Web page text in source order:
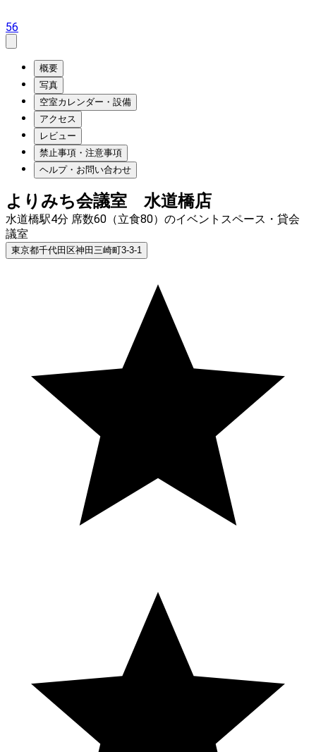
56
概要
写真
空室カレンダー・設備
アクセス
レビュー
禁止事項・注意事項
ヘルプ・お問い合わせ
よりみち会議室 水道橋店
水道橋駅4分 席数60（立食80）のイベントスペース・貸会
議室
東京都千代田区神田三崎町3-3-1